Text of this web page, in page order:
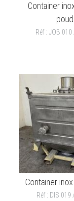
Container
Réf : JOB 010
Container
Réf : DIS 019